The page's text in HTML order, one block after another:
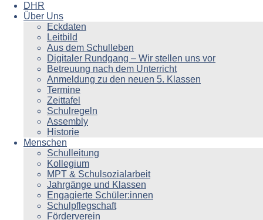
DHR
Über Uns
Eckdaten
Leitbild
Aus dem Schulleben
Digitaler Rundgang – Wir stellen uns vor
Betreuung nach dem Unterricht
Anmeldung zu den neuen 5. Klassen
Termine
Zeittafel
Schulregeln
Assembly
Historie
Menschen
Schulleitung
Kollegium
MPT & Schulsozialarbeit
Jahrgänge und Klassen
Engagierte Schüler:innen
Schulpflegschaft
Förderverein